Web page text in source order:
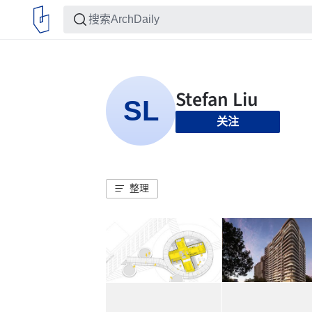
关注
整理